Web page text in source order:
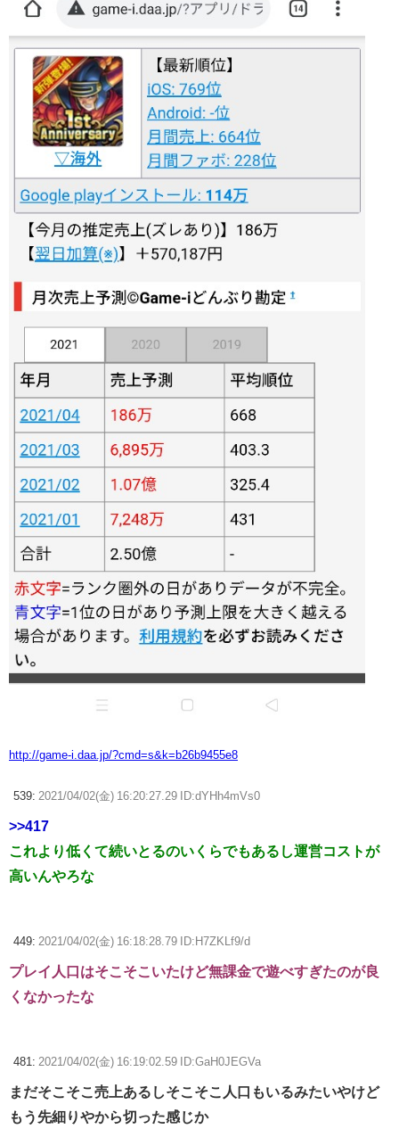
http://game-i.daa.jp/?cmd=s&k=b26b9455e8
539: 2021/04/02(金) 16:20:27.29 ID:dYHh4mVs0
>>417
これより低くて続いとるのいくらでもあるし運営コストが
高いんやろな
449: 2021/04/02(金) 16:18:28.79 ID:H7ZKLf9/d
プレイ人口はそこそこいたけど無課金で遊べすぎたのが良
くなかったな
481: 2021/04/02(金) 16:19:02.59 ID:GaH0JEGVa
まだそこそこ売上あるしそこそこ人口もいるみたいやけど
もう先細りやから切った感じか